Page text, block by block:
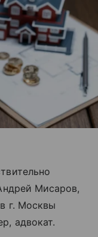
Мисаров,
г. Москвы
адвокат.